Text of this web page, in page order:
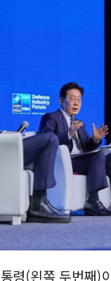
령(왼쪽 두번째)